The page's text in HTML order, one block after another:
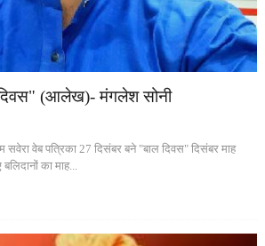
(आलेख)- मंगलेश सोनी
वेब पत्रिका 27 दिसंबर बने "बाल दिवस" दिसंबर माह
का माह...